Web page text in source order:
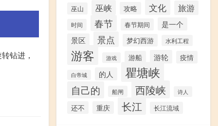
钻进，
巫山 巫峡 攻略 文化 旅游
时间 春节 春节期间
是一个
景区
景点 梦幻西游 水利工程
游客 游戏 游船 游轮 疫情
白帝城 的人 瞿塘峡
自己的 船闸 西陵峡 诗人
还不 重庆 长江 长江流域